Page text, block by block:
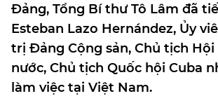
Đảng, Tổng Bí thư Tô Lâm đã
Esteban Lazo Hernández, Ủy
trị Đảng Cộng sản, Chủ tịch Hội
nước, Chủ tịch Quốc hội Cuba
làm việc tại Việt Nam.